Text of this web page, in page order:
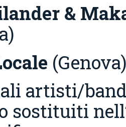
&
(Genova)
artisti/
sostituiti